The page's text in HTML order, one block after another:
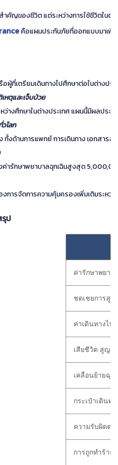
ำคัญของชีวิต แต่ระหว่างการใช้ชีวิตใน
คือแผนประกันภัยที่ออกแบบมาเพื่อ
อผู้ที่เตรียมเดินทางไปศึกษาต่อในต่างป
หตุและเจ็บป่วย
างศึกษาในต่างประเทศ แผนนี้มีผลประ
โลก
ทั้งด้านการแพทย์ การเดินทาง เอกสารส
รักษาพยาบาลฉุกเฉินสูงสุด
การจัดการความคุ้มครองเพิ่มเติมระหว่า
ป
ค่ารักษาพยาบ
ชดเชยการสูญ
ค่าเดินทางไป
เสียชีวิต สูญเ
เคลื่อนย้ายฉุก
กระเป๋าเดินท
ความรับผิดตา
การถูกทำร้าย